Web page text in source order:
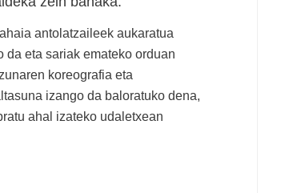
antolatzaileek aukaratua
da eta sariak emateko orduan
koreografia eta
izango da baloratuko dena,
ahal izateko udaletxean